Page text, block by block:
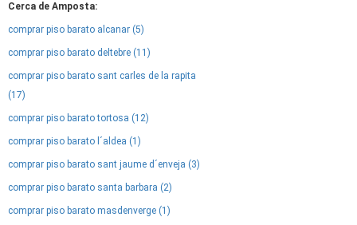
Cerca de Amposta:
comprar piso barato alcanar (5)
comprar piso barato deltebre (11)
comprar piso barato sant carles de la rapita
(17)
comprar piso barato tortosa (12)
comprar piso barato l´aldea (1)
comprar piso barato sant jaume d´enveja (3)
comprar piso barato santa barbara (2)
comprar piso barato masdenverge (1)